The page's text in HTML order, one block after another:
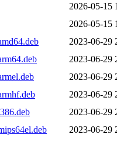
2026-05-15
2026-05-15
2023-06-29
2023-06-29
2023-06-29
2023-06-29
2023-06-29
2023-06-29